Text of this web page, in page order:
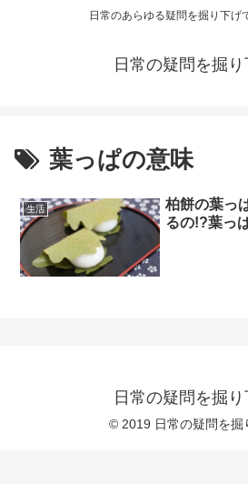
日常のあらゆる疑問を掘り下げ
日常の疑問を掘り
葉っぱの意味
生活
柏餅の葉っ
るの!?葉っ
日常の疑問を掘り
© 2019 日常の疑問を掘